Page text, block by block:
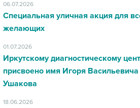
06.07.2026
Специальная уличная акция для
желающих
01.07.2026
Иркутскому диагностическому
присвоено имя Игоря Васильевича
Ушакова
18.06.2026